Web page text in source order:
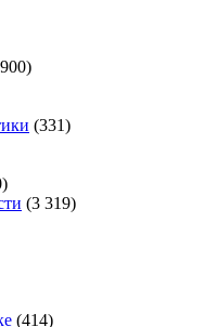
(331)
(3 319)
(414)